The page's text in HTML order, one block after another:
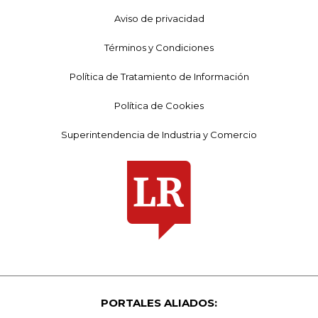
Aviso de privacidad
Términos y Condiciones
Política de Tratamiento de Información
Política de Cookies
Superintendencia de Industria y Comercio
PORTALES ALIADOS: